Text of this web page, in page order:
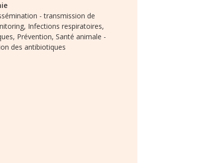
- transmission de
Infections respiratoires,
Prévention, Santé animale -
des antibiotiques